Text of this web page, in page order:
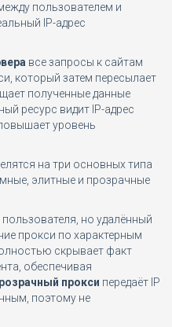
пользователем и
IP-адрес
все запросы к сайтам
который затем пересылает
полученные данные
ресурс видит IP-адрес
уровень
на три основных типа
элитные и прозрачные
пользователя, но удалённый
прокси по характерным
скрывает факт
обеспечивая
прокси передаёт IP
поэтому не